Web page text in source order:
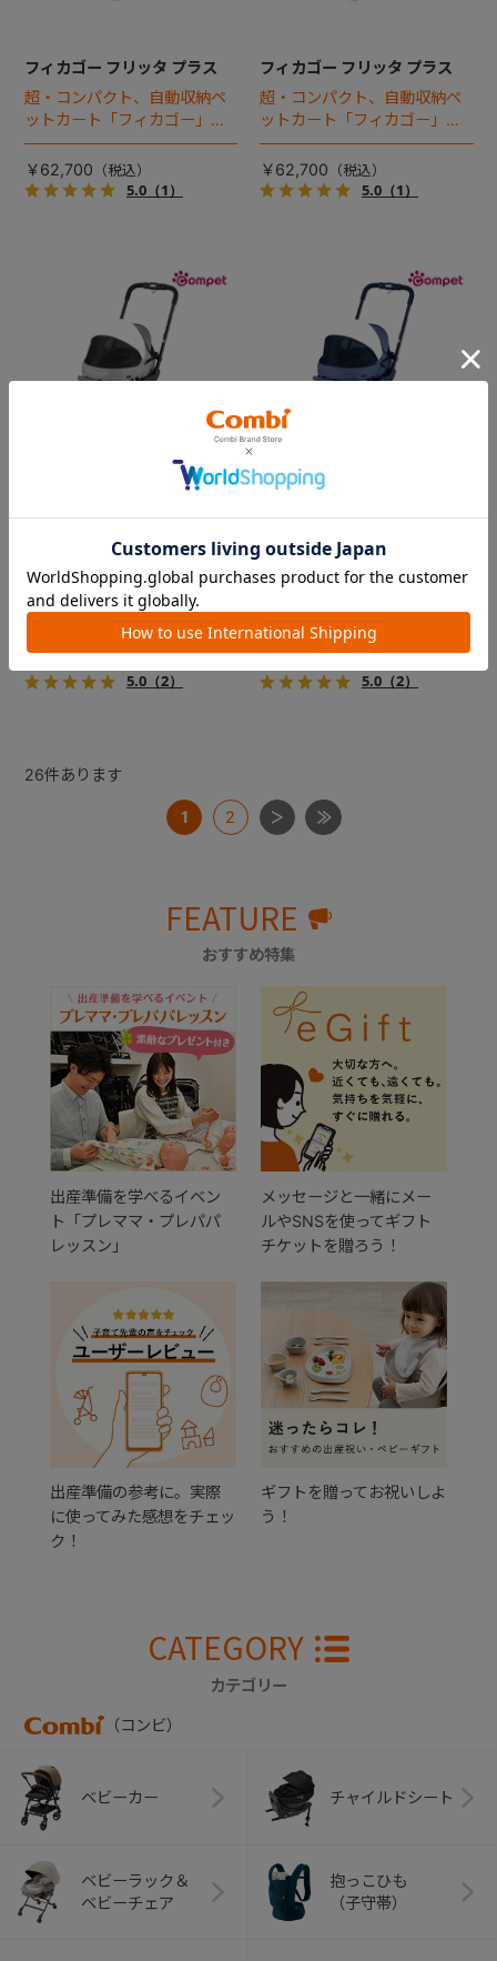
フィカゴー フリッタ プラス
超・コンパクト、自動収納ペ
ットカート「フィカゴー」に
キャビン着脱タイプが新登
場！
￥62,700
5.0（1）
フィカゴー フリッタ プラス
超・コンパクト、自動収納ペ
ットカート「フィカゴー」に
キャビン着脱タイプが新登
場！
￥62,700
5.0（1）
新色登場！幌はファスナー式
でラクラク開閉でき、ワンち
ゃんやネコちゃんの抜け出し
を防止！キャリー部前面にメ
ッシュがプラスされた通気性
5.0（2）
ルファ
新色登場！幌はファスナー式
でラクラク開閉でき、ワンち
ゃんやネコちゃんの抜け出し
を防止！キャリー部前面にメ
ッシュがプラスされた通気性
5.0（2）
26件あります
1 2
FEATURE
おすすめ特集
出産準備を学べるイベン
ト「プレママ・プレパパ
レッスン」
メッセージと一緒にメー
ルやSNSを使ってギフト
チケットを贈ろう！
出産準備の参考に。実際
に使ってみた感想をチェッ
ク！
ギフトを贈ってお祝いしよ
う！
CATEGORY
カテゴリー
（コンビ）
ベビーカー チャイルドシート
ベビーラック＆
ベビーチェア
抱っこひも
（子守帯）